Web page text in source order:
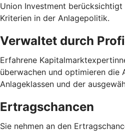
Union Investment
Kriterien in der Anlagepolitik.
Verwaltet durch
Erfahrene
überwachen und optimieren die
Anlageklassen und der
Ertragschancen
Sie nehmen an den